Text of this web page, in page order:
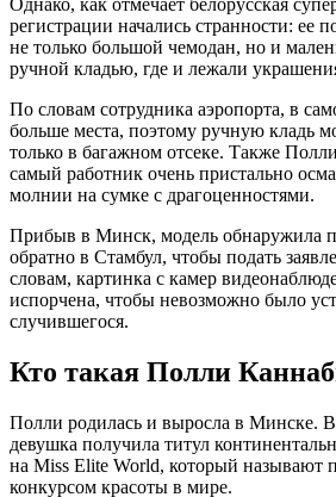
регистрации начались странности: ее
не только большой чемодан, но и
ручной кладью, где и лежали
По словам сотрудника аэропорта, в
больше места, поэтому ручную кладь
только в багажном отсеке. Также
самый работник очень пристально
молнии на сумке с драгоценностями.
Прибыв в Минск, модель обнаружила
обратно в Стамбул, чтобы подать
словам, картинка с камер
испорчена, чтобы невозможно было
случившегося.
Кто такая Полли
Полли родилась и выросла в Минске. В
девушка получила титул
на Miss Elite World, который называют
конкурсом красоты в мире.